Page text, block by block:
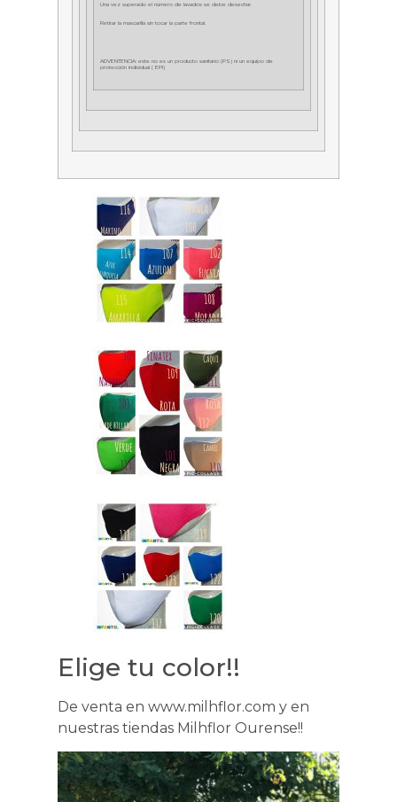
Una vez superado el número de lavados se debe desechar.
Retirar la mascarilla sin tocar la parte frontal.
ADVENTENCIA: este no es un producto sanitario (PS) ni un equipo de
protección individual ( EPI)
Elige tu color!!
De venta en www.milhflor.com y en
nuestras tiendas Milhflor Ourense!!